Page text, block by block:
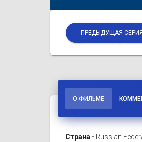
ПРЕДЫДУЩАЯ
О ФИЛЬМЕ
Страна - Russian